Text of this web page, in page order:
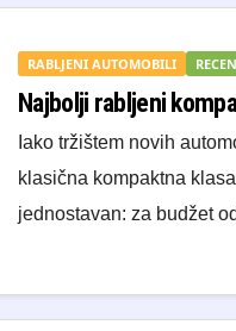
RABLJENI AUTOMOBILI
Najbolji rabljeni
Iako tržištem novih
klasična kompaktna
jednostavan: za budžet